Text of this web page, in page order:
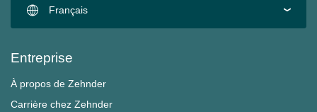
Français
Entreprise
À propos de Zehnder
Carrière chez Zehnder